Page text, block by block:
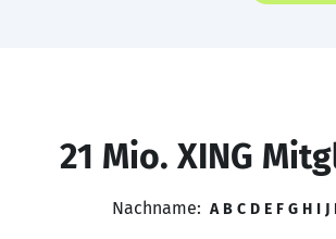
21 Mio. XING
Nachname: A B C D E F G H I J